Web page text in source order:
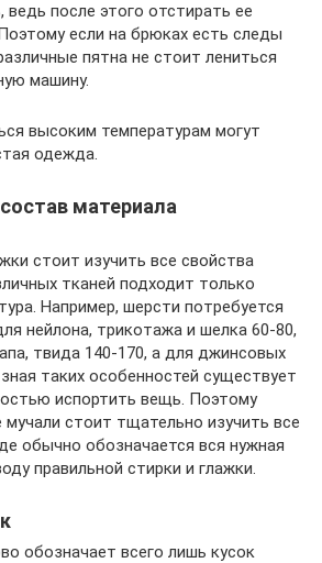
после этого отстирать ее
если на брюках есть следы
пятна не стоит лениться
машину.
высоким температурам могут
одежда.
материала
стоит изучить все свойства
тканей подходит только
Например, шерсти потребуется
нейлона, трикотажа и шелка 60-80,
твида 140-170, а для джинсовых
таких особенностей существует
испортить вещь. Поэтому
стоит тщательно изучить все
обычно обозначается вся нужная
правильной стирки и глажки.
обозначает всего лишь кусок